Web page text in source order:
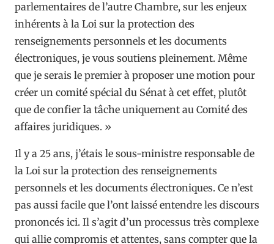
parlementaires de l’autre Chambre, sur les enjeux
inhérents à la Loi sur la protection des
renseignements personnels et les documents
électroniques, je vous soutiens pleinement. Même
que je serais le premier à proposer une motion pour
créer un comité spécial du Sénat à cet effet, plutôt
que de confier la tâche uniquement au Comité des
affaires juridiques. »
Il y a 25 ans, j’étais le sous-ministre responsable de
la Loi sur la protection des renseignements
personnels et les documents électroniques. Ce n’est
pas aussi facile que l’ont laissé entendre les discours
prononcés ici. Il s’agit d’un processus très complexe
qui allie compromis et attentes, sans compter que la